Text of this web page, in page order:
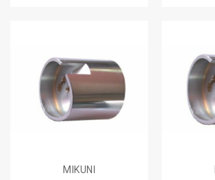
MIKUNI